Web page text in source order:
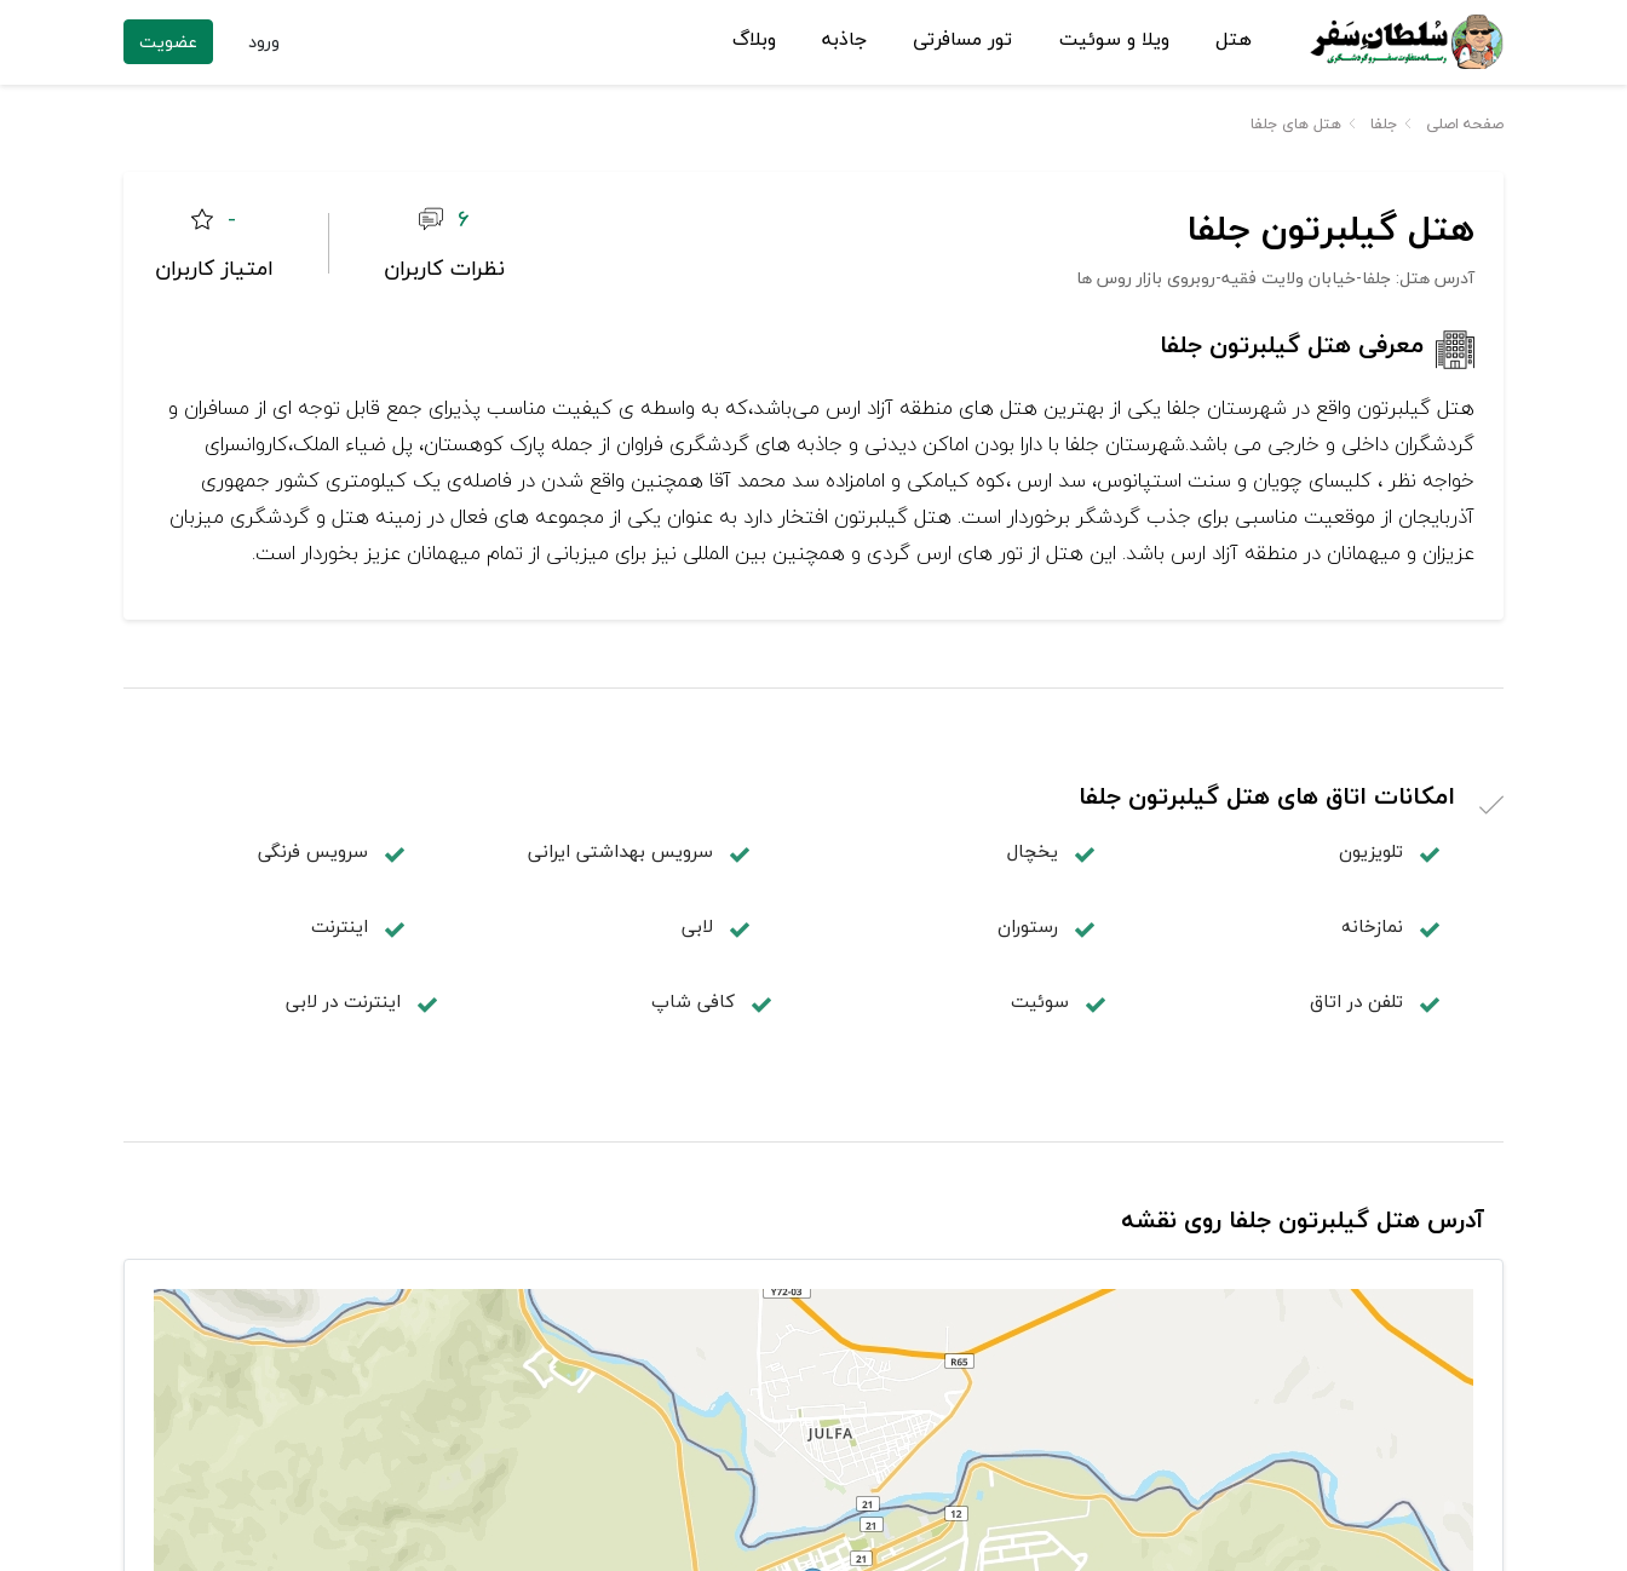
هتل ویلا و سوئیت تور مسافرتی جاذبه وبلاگ ورود عضویت
صفحه اصلی جلفا هتل های جلفا
هتل گیلبرتون جلفا
آدرس هتل: جلفا-خیابان ولایت فقیه-روبروی بازار روس ها
-
امتیاز کاربران
6
نظرات کاربران
معرفی هتل گیلبرتون جلفا
هتل گیلبرتون واقع در شهرستان جلفا یکی از بهترین هتل های منطقه آزاد ارس می‌باشد،که به واسطه ی کیفیت مناسب پذیرای جمع قابل توجه ای از مسافران و
گردشگران داخلی و خارجی می باشد.شهرستان جلفا با دارا بودن اماکن دیدنی و جاذبه های گردشگری فراوان از جمله پارک کوهستان، پل ضیاء الملک،کاروانسرای
خواجه نظر ، کلیسای چویان و سنت استپانوس، سد ارس ،کوه کیامکی و امامزاده سد محمد آقا همچنین واقع شدن در فاصله‌ی یک کیلومتری کشور جمهوری
آذربایجان از موقعیت مناسبی برای جذب گردشگر برخوردار است. هتل گیلبرتون افتخار دارد به عنوان یکی از مجموعه های فعال در زمینه هتل و گردشگری میزبان
عزیزان و میهمانان در منطقه آزاد ارس باشد. این هتل از تور های ارس گردی و همچنین بین المللی نیز برای میزبانی از تمام میهمانان عزیز بخوردار است.
امکانات اتاق های هتل گیلبرتون جلفا
تلویزیون یخچال سرویس بهداشتی ایرانی سرویس فرنگی
نمازخانه رستوران لابی اینترنت
تلفن در اتاق سوئیت كافی شاپ اينترنت در لابی
آدرس هتل گیلبرتون جلفا روی نقشه